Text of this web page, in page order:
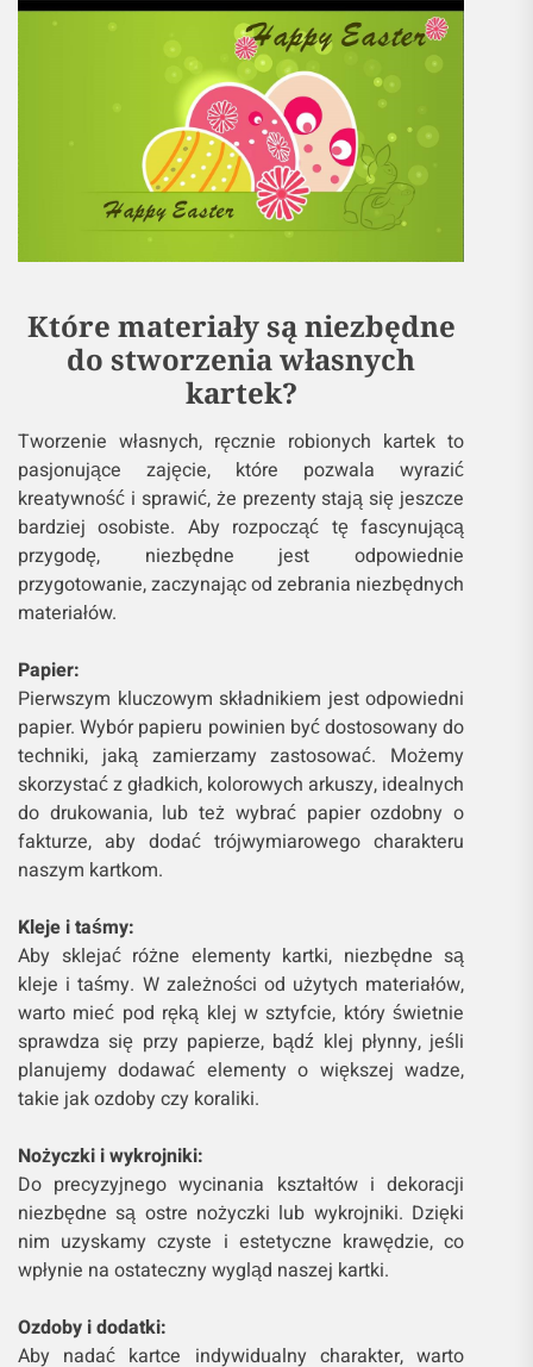
Które materiały są niezbędne
do stworzenia własnych
kartek?
Tworzenie własnych, ręcznie robionych kartek to
pasjonujące zajęcie, które pozwala wyrazić
kreatywność i sprawić, że prezenty stają się jeszcze
bardziej osobiste. Aby rozpocząć tę fascynującą
przygodę, niezbędne jest odpowiednie
przygotowanie, zaczynając od zebrania niezbędnych
materiałów.
Papier:
Pierwszym kluczowym składnikiem jest odpowiedni
papier. Wybór papieru powinien być dostosowany do
techniki, jaką zamierzamy zastosować. Możemy
skorzystać z gładkich, kolorowych arkuszy, idealnych
do drukowania, lub też wybrać papier ozdobny o
fakturze, aby dodać trójwymiarowego charakteru
naszym kartkom.
Kleje i taśmy:
Aby sklejać różne elementy kartki, niezbędne są
kleje i taśmy. W zależności od użytych materiałów,
warto mieć pod ręką klej w sztyfcie, który świetnie
sprawdza się przy papierze, bądź klej płynny, jeśli
planujemy dodawać elementy o większej wadze,
takie jak ozdoby czy koraliki.
Nożyczki i wykrojniki:
Do precyzyjnego wycinania kształtów i dekoracji
niezbędne są ostre nożyczki lub wykrojniki. Dzięki
nim uzyskamy czyste i estetyczne krawędzie, co
wpłynie na ostateczny wygląd naszej kartki.
Ozdoby i dodatki:
Aby nadać kartce indywidualny charakter, warto